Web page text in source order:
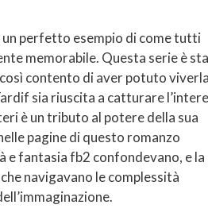
un perfetto esempio di come tutti
memorabile. Questa serie è
contento di aver potuto
sia riuscita a catturare
è un tributo al potere della sua
pagine di questo romanzo
fantasia fb2 confondevano, e la
navigavano le complessità